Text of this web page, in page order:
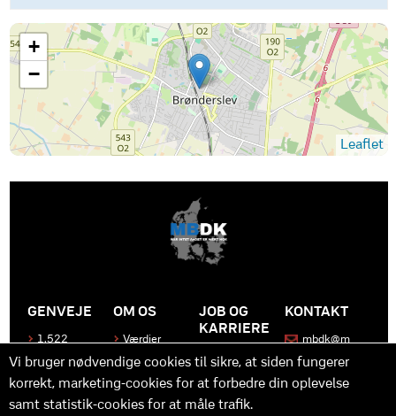
+
−
Leaflet
GENVEJE
1.522
Produkter
Kontakt
os
OM OS
Værdier
Historen
bag
MBDK
Hvad gør
JOB OG
KARRIERE
Bliv en del
af MBDK
Vores
team
KONTAKT
mbdk@m
Vi bruger nødvendige cookies til sikre, at siden fungerer
korrekt, marketing-cookies for at forbedre din oplevelse
samt statistik-cookies for at måle trafik.